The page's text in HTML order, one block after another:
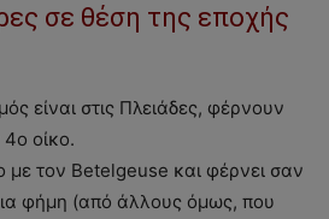
σε θέση της εποχής
είναι στις Πλειάδες, φέρνουν
οίκο.
με τον Betelgeuse και φέρνει σαν
φήμη (από άλλους όμως, που